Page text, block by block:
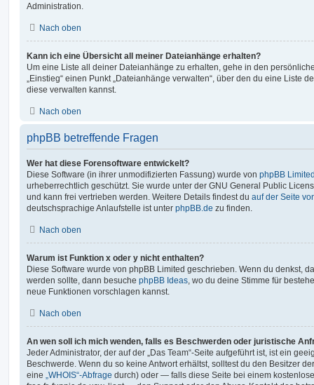
Administration.
Nach oben
Kann ich eine Übersicht all meiner Dateianhänge erhalten?
Um eine Liste all deiner Dateianhänge zu erhalten, gehe in den
„Einstieg“ einen Punkt „Dateianhänge verwalten“, über den du eine Liste
diese verwalten kannst.
Nach oben
phpBB betreffende Fragen
Wer hat diese Forensoftware entwickelt?
Diese Software (in ihrer unmodifizierten Fassung) wurde von phpBB
urheberrechtlich geschützt. Sie wurde unter der GNU General Public
und kann frei vertrieben werden. Weitere Details findest du auf der Seite
deutschsprachige Anlaufstelle ist unter phpBB.de zu finden.
Nach oben
Warum ist Funktion x oder y nicht enthalten?
Diese Software wurde von phpBB Limited geschrieben. Wenn du denkst,
werden sollte, dann besuche phpBB Ideas , wo du deine Stimme für
neue Funktionen vorschlagen kannst.
Nach oben
An wen soll ich mich wenden, falls es Beschwerden oder juristische
Jeder Administrator, der auf der „Das Team“-Seite aufgeführt ist, ist ein
Beschwerde. Wenn du so keine Antwort erhältst, solltest du den Besitzer
eine „WHOIS“-Abfrage durch) oder — falls diese Seite bei einem